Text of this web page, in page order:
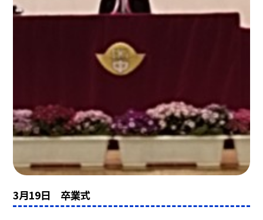
3月19日 卒業式